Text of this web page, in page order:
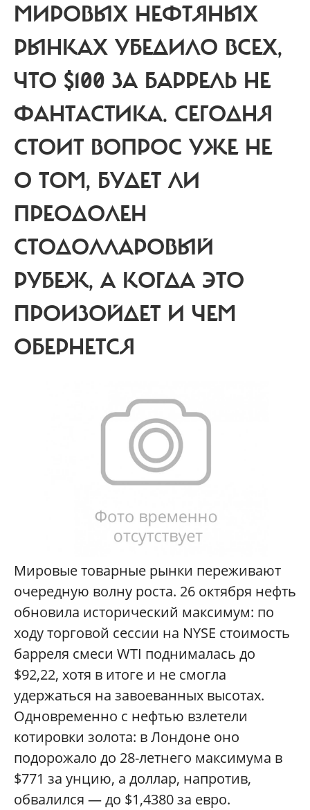
МИРОВЫХ НЕФТЯНЫХ
РЫНКАХ УБЕДИЛО ВСЕХ,
ЧТО $100 ЗА БАРРЕЛЬ НЕ
ФАНТАСТИКА. СЕГОДНЯ
СТОИТ ВОПРОС УЖЕ НЕ
О ТОМ, БУДЕТ ЛИ
ПРЕОДОЛЕН
СТОДОЛЛАРОВЫЙ
РУБЕЖ, А КОГДА ЭТО
ПРОИЗОЙДЕТ И ЧЕМ
ОБЕРНЕТСЯ
Мировые товарные рынки переживают
очередную волну роста. 26 октября нефть
обновила исторический максимум: по
ходу торговой сессии на NYSE стоимость
барреля смеси WTI поднималась до
$92,22, хотя в итоге и не смогла
удержаться на завоеванных высотах.
Одновременно с нефтью взлетели
котировки золота: в Лондоне оно
подорожало до 28-летнего максимума в
$771 за унцию, а доллар, напротив,
обвалился — до $1,4380 за евро.